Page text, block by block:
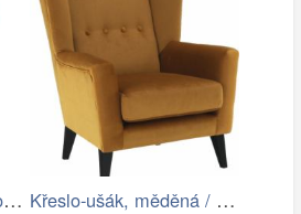
Přírodní dřevěné křeslo s výpletem… Křeslo-ušák, měděná / černá, RODEZA Mdum